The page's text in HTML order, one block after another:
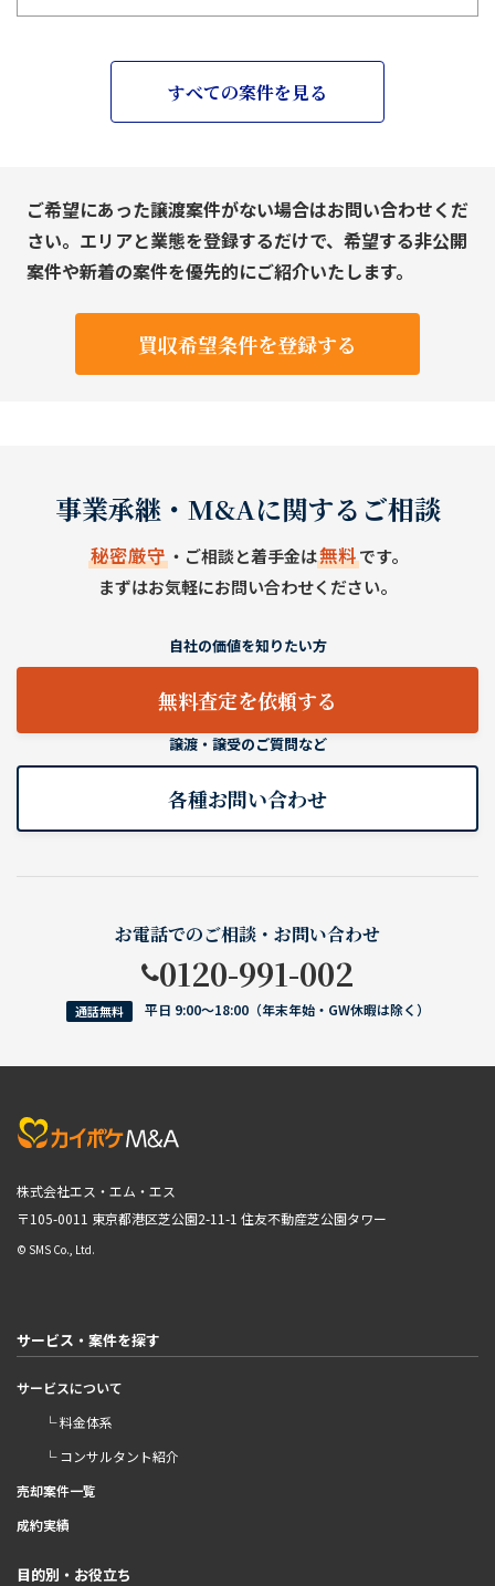
すべての案件を見る
ご希望にあった譲渡案件がない場合はお問い合わせくだ
さい。エリアと業態を登録するだけで、希望する非公開
案件や新着の案件を優先的にご紹介いたします。
買収希望条件を登録する
事業承継・M&Aに関するご相談
秘密厳守・ご相談と着手金は無料です。
まずはお気軽にお問い合わせください。
自社の価値を知りたい方
無料査定を依頼する
譲渡・譲受のご質問など
各種お問い合わせ
お電話でのご相談・お問い合わせ
0120-991-002
通話無料 平日 9:00〜18:00（年末年始・GW休暇は除く）
株式会社エス・エム・エス
〒105-0011 東京都港区芝公園2-11-1 住友不動産芝公園タワー
© SMS Co., Ltd.
サービス・案件を探す
サービスについて
└ 料金体系
└ コンサルタント紹介
売却案件一覧
成約実績
目的別・お役立ち